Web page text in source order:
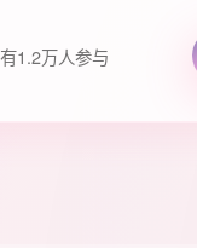
1.2万人参与